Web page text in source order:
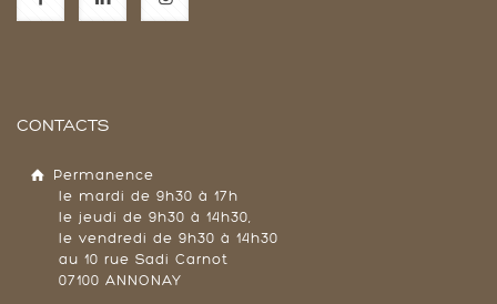
CONTACTS
Permanence
le mardi de 9h30 à 17h
le jeudi de 9h30 à 14h30,
le vendredi de 9h30 à 14h30
au 10 rue Sadi Carnot
07100 ANNONAY